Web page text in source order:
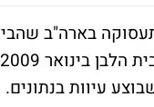
עיוות בנתונים.